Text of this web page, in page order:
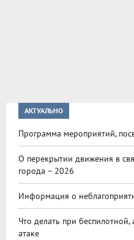
АКТУАЛЬНО
Программа мероприятий,
О перекрытии движения в
города – 2026
Информация о
Что делать при
атаке